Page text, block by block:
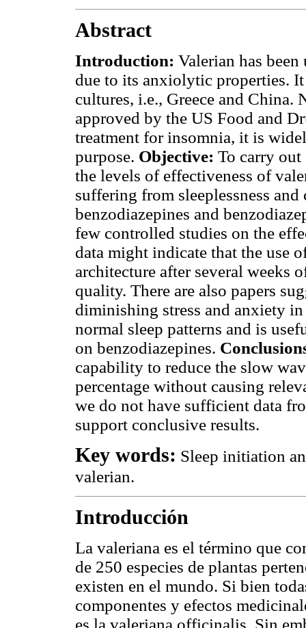
Abstract
Introduction: Valerian has
due to its anxiolytic properties.
cultures, i.e., Greece and
approved by the US Food and
treatment for insomnia, it is
purpose. Objective: To carry
the levels of effectiveness of
suffering from sleeplessness
benzodiazepines and
few controlled studies on the
data might indicate that the use
architecture after several weeks
quality. There are also papers
diminishing stress and anxiety
normal sleep patterns and is
on benzodiazepines.
capability to reduce the slow
percentage without causing
we do not have sufficient data
support conclusive results.
Key words: Sleep initiation
valerian.
Introducción
La valeriana es el término que
de 250 especies de plantas
existen en el mundo. Si bien
componentes y efectos
es la valeriana officinalis. Sin